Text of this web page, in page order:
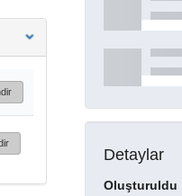
Detaylar
Oluşturuldu